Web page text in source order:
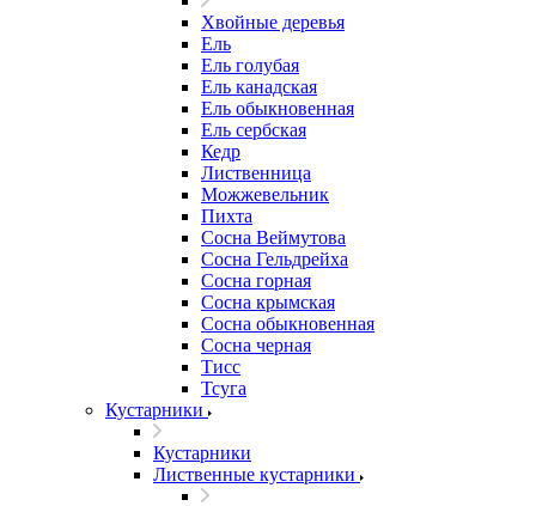
Хвойные деревья
Ель
Ель голубая
Ель канадская
Ель обыкновенная
Ель сербская
Кедр
Лиственница
Можжевельник
Пихта
Сосна Веймутова
Сосна Гельдрейха
Сосна горная
Сосна крымская
Сосна обыкновенная
Сосна черная
Тисс
Тсуга
Кустарники
Кустарники
Лиственные кустарники